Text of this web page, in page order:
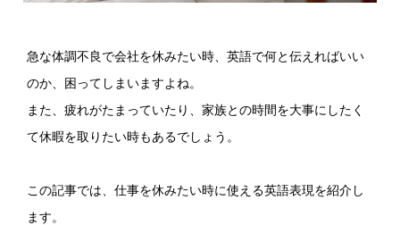
急な体調不良で会社を休みたい時、英語で何と伝えればいい
のか、困ってしまいますよね。
また、疲れがたまっていたり、家族との時間を大事にしたく
て休暇を取りたい時もあるでしょう。
この記事では、仕事を休みたい時に使える英語表現を紹介し
ます。